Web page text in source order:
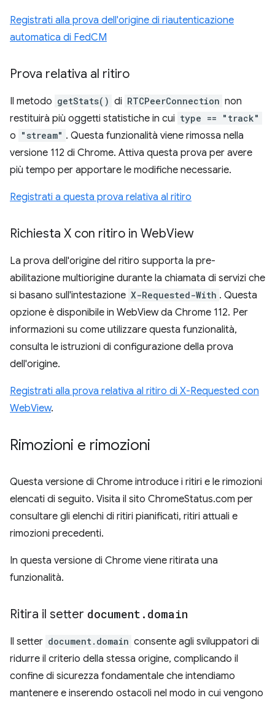
Registrati alla prova dell'origine di riautenticazione
automatica di FedCM
Prova relativa al ritiro
Il metodo getStats() di RTCPeerConnection non
restituirà più oggetti statistiche in cui type == "track"
o "stream" . Questa funzionalità viene rimossa nella
versione 112 di Chrome. Attiva questa prova per avere
più tempo per apportare le modifiche necessarie.
Registrati a questa prova relativa al ritiro
Richiesta X con ritiro in WebView
La prova dell'origine del ritiro supporta la pre-
abilitazione multiorigine durante la chiamata di servizi che
si basano sull'intestazione X-Requested-With . Questa
opzione è disponibile in WebView da Chrome 112. Per
informazioni su come utilizzare questa funzionalità,
consulta le istruzioni di configurazione della prova
dell'origine.
Registrati alla prova relativa al ritiro di X-Requested con
WebView.
Rimozioni e rimozioni
Questa versione di Chrome introduce i ritiri e le rimozioni
elencati di seguito. Visita il sito ChromeStatus.com per
consultare gli elenchi di ritiri pianificati, ritiri attuali e
rimozioni precedenti.
In questa versione di Chrome viene ritirata una
funzionalità.
Ritira il setter document . domain
Il setter document.domain consente agli sviluppatori di
ridurre il criterio della stessa origine, complicando il
confine di sicurezza fondamentale che intendiamo
mantenere e inserendo ostacoli nel modo in cui vengono